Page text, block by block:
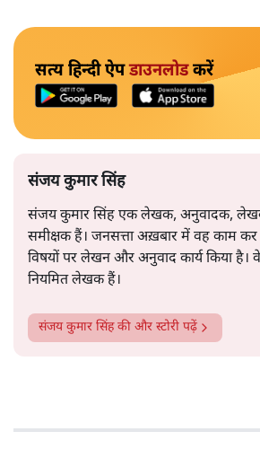
सत्य हिन्दी ऐपडाउनलोडकरें
संजय कुमार सिंह
संजय कुमार सिंह एक लेखक, अनुवादक, लेखक
समीक्षक हैं। जनसत्ता अख़बार में वह काम कर
विषयों पर लेखन और अनुवाद कार्य किया है।
नियमित लेखक हैं।
संजय कुमार सिंहकी और स्टोरी पढ़ें